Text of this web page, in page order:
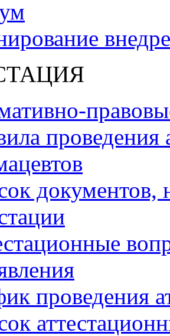
проведения
документов,
проведения